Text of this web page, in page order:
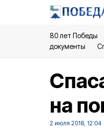
80 лет Победы
документы
на
2 июля 2018, 12:04